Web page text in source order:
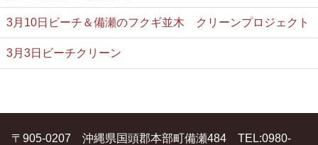
3月10日ビーチ＆備瀬のフクギ並木 クリーンプロジェクト
3月3日ビーチクリーン
〒905-0207 沖縄県国頭郡本部町備瀬484 TEL:0980-